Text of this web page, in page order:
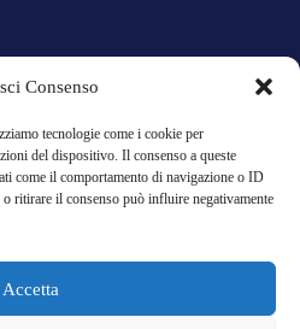
Consenso
tecnologie come i cookie per
del dispositivo. Il consenso a queste
come il comportamento di navigazione o ID
ritirare il consenso può influire negativamente
Accetta